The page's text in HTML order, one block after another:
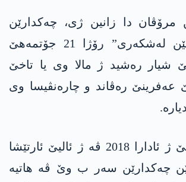
مرۆڤان دا زانین ژی، چەکدارێن
گرووپا “پۆلیسێن لەشکەری” رۆژا 21 جۆتمەھێ
شیار رەشید ژ مالا وی یا تاخێ
عەفرینێ رەڤاند و چارەنڤیسا وی
ھەرێما عەفرینێ ژ ئادارا 2018 ڤە ژ ئالیێ ئارتێشا
چەکدارێن سەر ب وێ ڤە ھاتیە